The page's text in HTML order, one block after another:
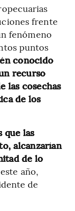
frente
fenómeno
puntos
conocido
recurso
las cosechas
de los
que las
alcanzarían
de lo
año,
de